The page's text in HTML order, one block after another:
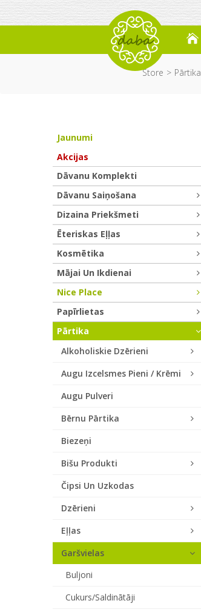
Store Pārtika
Jaunumi
Akcijas
Dāvanu Komplekti
Dāvanu Saiņošana
Dizaina Priekšmeti
Ēteriskas Eļļas
Kosmētika
Mājai Un Ikdienai
Nice Place
Papīrlietas
Pārtika
Alkoholiskie Dzērieni
Augu Izcelsmes Pieni / Krēmi
Augu Pulveri
Bērnu Pārtika
Biezeņi
Bišu Produkti
Čipsi Un Uzkodas
Dzērieni
Eļļas
Garšvielas
Buljoni
Cukurs/saldinātāji